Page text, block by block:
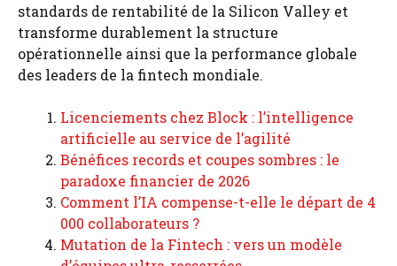
standards de rentabilité de la Silicon Valley et
transforme durablement la structure
opérationnelle ainsi que la performance globale
des leaders de la fintech mondiale.
Licenciements chez Block : l’intelligence
artificielle au service de l’agilité
Bénéfices records et coupes sombres : le
paradoxe financier de 2026
Comment l’IA compense-t-elle le départ de 4
000 collaborateurs ?
Mutation de la Fintech : vers un modèle